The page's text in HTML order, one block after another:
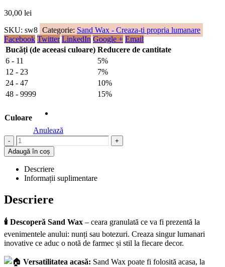
30,00 lei
SKU: sw8 Categorie: Sand Wax - Creaza-ti propria lumanare
Facebook Twitter LinkedIn Google + Email
Bucăți (de aceeasi culoare) Reducere de cantitate
6 - 11
5%
12 - 23
7%
24 - 47
10%
48 - 9999
15%
Culoare
Anulează
-
+
Adaugă în coș
Descriere
Informații suplimentare
Descriere
🕯️ Descoperă Sand Wax – ceara granulată ce va fi prezentă la
evenimentele anului: nunți sau botezuri. Creaza singur lumanari
inovative ce aduc o notă de farmec și stil la fiecare decor.
Versatilitatea acasă: Sand Wax poate fi folosită acasa, la